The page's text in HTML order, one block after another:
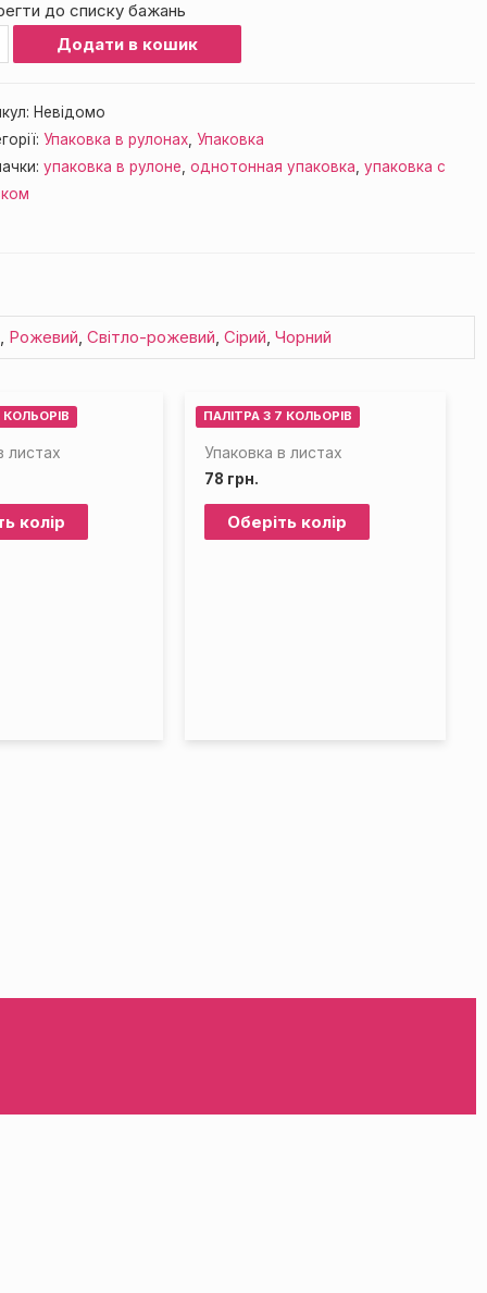
до списку бажань
Додати в кошик
Невідомо
Упаковка в рулонах, Упаковка
упаковка в рулоне однотонная упаковка упаковка с
Рожевий ,Світло-рожевий ,Сірий ,Чорний
КОЛЬОРІВ
листах
колір
ПАЛІТРА З 7 КОЛЬОРІВ
Упаковка в листах
78 грн.
Оберіть колір